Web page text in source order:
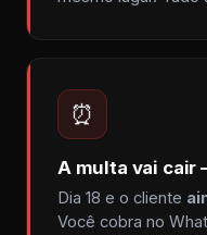
⏰
A multa vai cair
Dia 18 e o cliente
Você cobra no